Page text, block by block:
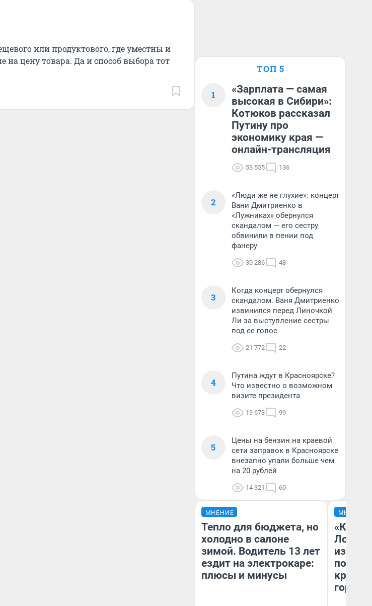
или продуктового, где уместны и
цену товара. Да и способ выбора тот
ТОП 5
1
«Зарплата — самая
высокая в Сибири»:
Котюков рассказал
Путину про
экономику края —
онлайн-трансляция
53 555 136
2
«Люди же не глухие»: концерт
Вани Дмитриенко в
«Лужниках» обернулся
скандалом — его сестру
обвинили в пении под
фанеру
30 286 48
3
Когда концерт обернулся
скандалом. Ваня Дмитриенко
извинился перед Линочкой
Ли за выступление сестры
под ее голос
21 772 22
4
Путина ждут в Красноярске?
Что известно о возможном
визите президента
19 673 99
5
Цены на бензин на краевой
сети заправок в Красноярске
внезапно упали больше чем
на 20 рублей
14 321 60
МНЕНИЕ
Тепло для бюджета, но
холодно в салоне
зимой. Водитель 13 лет
ездит на электрокаре:
плюсы и минусы
МНЕНИЕ
«Как
из
круче
города